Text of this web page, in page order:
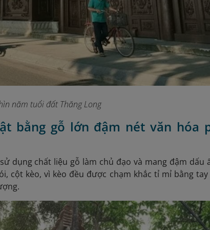
năm tuổi đất Thăng Long
bằng gỗ lớn đậm nét văn hóa
dụng chất liệu gỗ làm chủ đạo và mang đậm dấu
cột kèo, vì kèo đều được chạm khắc tỉ mỉ bằng